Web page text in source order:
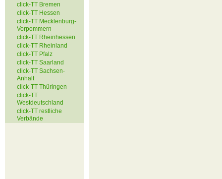
click-TT Bremen
click-TT Hessen
click-TT Mecklenburg-
Vorpommern
click-TT Rheinhessen
click-TT Rheinland
click-TT Pfalz
click-TT Saarland
click-TT Sachsen-
Anhalt
click-TT Thüringen
click-TT
Westdeutschland
click-TT restliche
Verbände